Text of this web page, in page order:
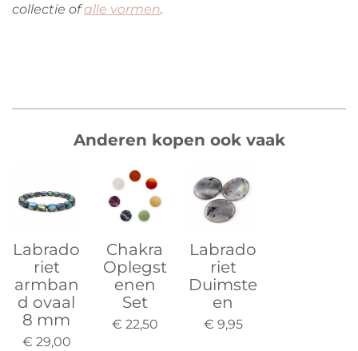
collectie ofalle vormen.
Anderen kopen ook vaak
Labrado
riet
armban
d ovaal
8 mm
€ 29,00
Chakra
Oplegst
enen
Set
€ 22,50
Labrado
riet
Duimste
en
€ 9,95